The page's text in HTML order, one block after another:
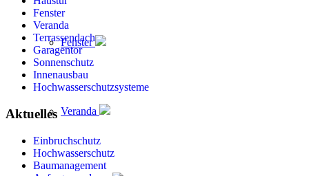
Fenster
Veranda
Fenster
Veranda
Terrassendach
Garagentor
Sonnenschutz
Innenausbau
Hochwasserschutzsysteme
Aktuelles
Einbruchschutz
Hochwasserschutz
Baumanagement